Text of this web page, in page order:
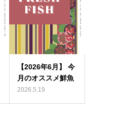
【2026年6月】 今
月のオススメ鮮魚
2026.5.19